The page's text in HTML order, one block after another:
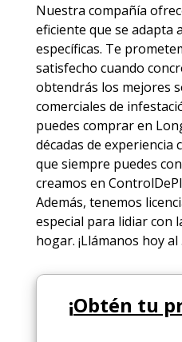
Nuestra compañía
eficiente que se adapta
específicas. Te
satisfecho cuando
obtendrás los mejores
comerciales de
puedes comprar en
décadas de experiencia
que siempre puedes
creamos en
Además, tenemos
especial para lidiar con
hogar. ¡Llámanos hoy
¡Obtén tu